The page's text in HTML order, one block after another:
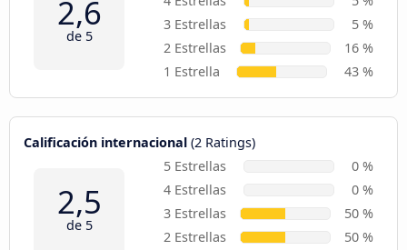
2,6
de 5
3 Estrellas
5 %
2 Estrellas
16 %
1 Estrella
43 %
Calificación internacional (2 Ratings)
2,5
de 5
5 Estrellas
0 %
4 Estrellas
0 %
3 Estrellas
50 %
2 Estrellas
50 %